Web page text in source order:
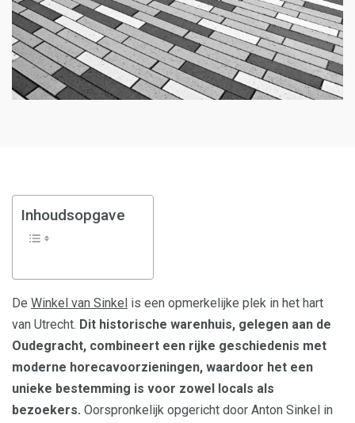
Inhoudsopgave
De Winkel van Sinkel is een opmerkelijke plek in het hart
van Utrecht. Dit historische warenhuis, gelegen aan de
Oudegracht, combineert een rijke geschiedenis met
moderne horecavoorzieningen, waardoor het een
unieke bestemming is voor zowel locals als
bezoekers. Oorspronkelijk opgericht door Anton Sinkel in